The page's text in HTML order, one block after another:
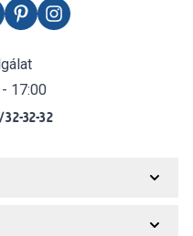
17:00
32-32